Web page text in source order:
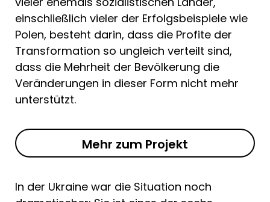
einschließlich vieler der Erfolgsbeispiele wie
Polen, besteht darin, dass die Profite der
Transformation so ungleich verteilt sind,
dass die Mehrheit der Bevölkerung die
Veränderungen in dieser Form nicht mehr
unterstützt.
Mehr zum Projekt
In der Ukraine war die Situation noch